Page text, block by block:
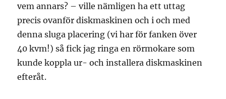
vem annars? – ville nämligen ha ett uttag
precis ovanför diskmaskinen och i och med
denna sluga placering (vi har för fanken över
40 kvm!) så fick jag ringa en rörmokare som
kunde koppla ur- och installera diskmaskinen
efteråt.